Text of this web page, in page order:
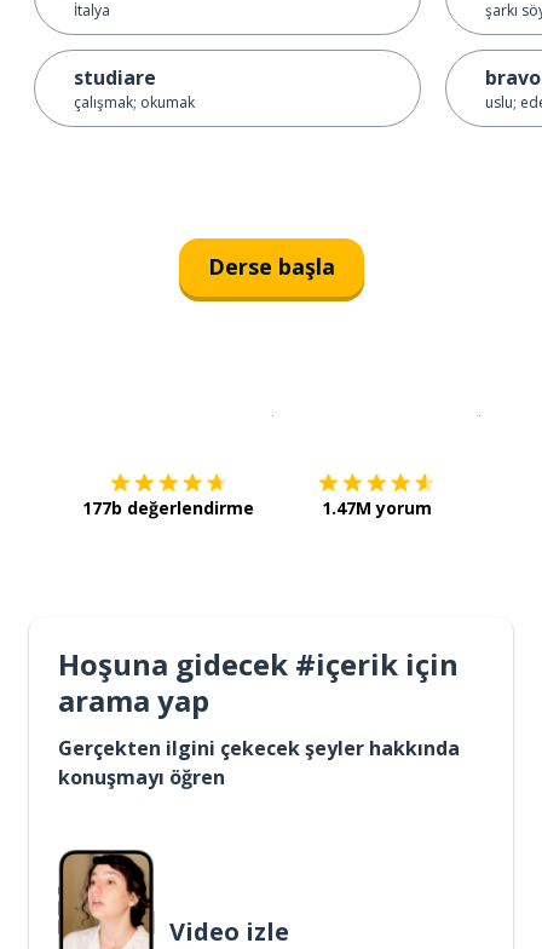
İtalya
studiare
çalışmak; okumak
şarkı
bravo
uslu;
Derse başla
177b değerlendirme 1.47M yorum
Hoşuna gidecek #içerik için
arama yap
Gerçekten ilgini çekecek şeyler hakkında
konuşmayı öğren
Video izle